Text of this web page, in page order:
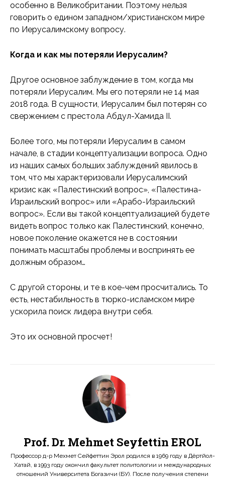
особенно в Великобритании. Поэтому нельзя
говорить о едином западном/христианском мире
по Иерусалимскому вопросу.
Когда и как мы потеряли Иерусалим?
Другое основное заблуждение в том, когда мы
потеряли Иерусалим. Мы его потеряли не 14 мая
2018 года. В сущности, Иерусалим был потерян со
свержением с престола Абдул-Хамида II.
Более того, мы потеряли Иерусалим в самом
начале, в стадии концептуализации вопроса. Одно
из наших самых больших заблуждений явилось в
том, что мы характеризовали Иерусалимский
кризис как «Палестинский вопрос», «Палестина-
Израильский вопрос» или «Арабо-Израильский
вопрос». Если вы такой концептуализацией будете
видеть вопрос только как Палестинский, конечно,
новое поколение окажется не в состоянии
понимать масштабы проблемы и воспринять ее
должным образом…
С другой стороны, и те в кое-чем просчитались. То
есть, нестабильность в тюрко-исламском мире
ускорила поиск лидера внутри себя.
Это их основной просчет!
Prof. Dr. Mehmet Seyfettin EROL
Профессор д-р Мехмет Сейфеттин Эрол родился в 1969 году в Дёртйол-
Хатай, в 1993 году окончил факультет политологии и международных
отношений Университета Богазичи (БУ). После получения степени